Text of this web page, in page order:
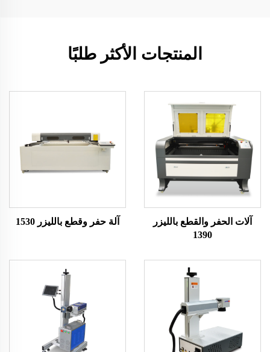
المنتجات الأكثر طلبًا
آلات الحفر والقطع بالليزر
1390
آلة حفر وقطع بالليزر 1530